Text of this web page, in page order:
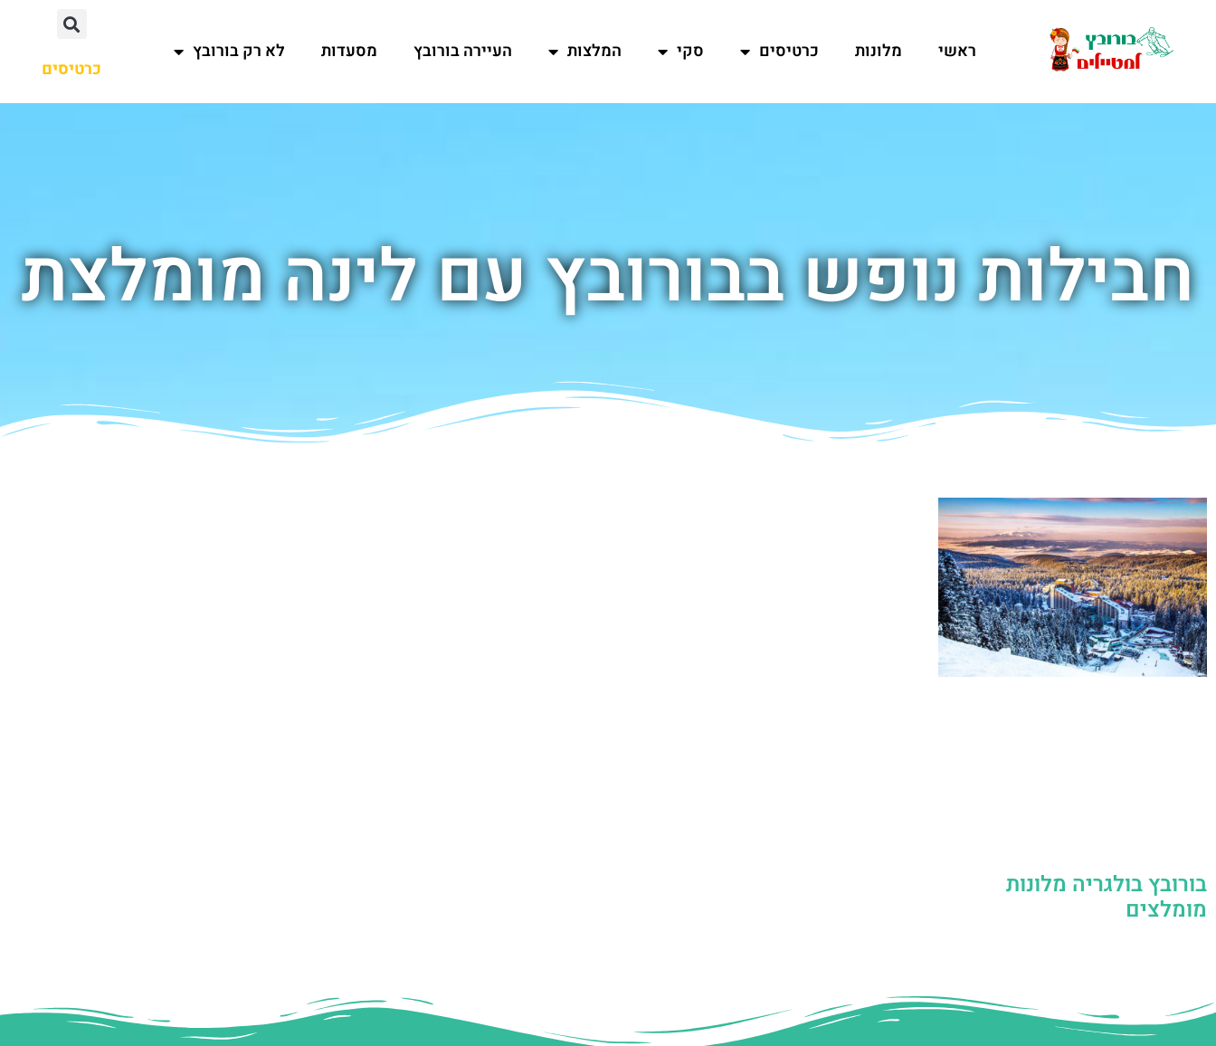
ראשי מלונות כרטיסים סקי המלצות העיירה בורובץ מסעדות לא רק בורובץ
כרטיסים
חבילות נופש בבורובץ עם לינה מומלצת
בורובץ בולגריה מלונות
מומלצים